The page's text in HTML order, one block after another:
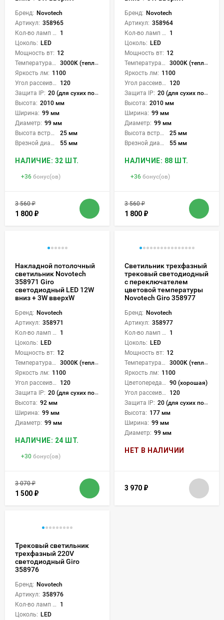
Бренд: Novotech
Артикул: 358965
Кол-во ламп или LED:
1
Цоколь: LED
Мощность вт: 12
Температура света:
3000K (теплый), 4000K (нейтральный), 6000K (холодный), CCT механическое переключение
Яркость лм: 1100
Угол рассеивания света °:
120
Защита IP: 20 (для сухих пом.)
Высота: 2010 мм
Ширина: 99 мм
Диаметр: 99 мм
Высота встройки:
25 мм
Врезной диаметр:
55 мм
НАЛИЧИЕ: 32 ШТ.
+36 бонус(ов)
3 560₽
1 800 ₽
Бренд: Novotech
Артикул: 358964
Кол-во ламп или LED:
1
Цоколь: LED
Мощность вт: 12
Температура света:
3000K (теплый), 4000K (нейтральный), 6000K (холодный), CCT механическое переключение
Яркость лм: 1100
Угол рассеивания света °:
120
Защита IP: 20 (для сухих пом.)
Высота: 2010 мм
Ширина: 99 мм
Диаметр: 99 мм
Высота встройки:
25 мм
Врезной диаметр:
55 мм
НАЛИЧИЕ: 88 ШТ.
+36 бонус(ов)
3 560₽
1 800 ₽
Накладной потолочный
светильник Novotech
358971 Giro
светодиодный LED 12W
вниз + 3W вверхW
Бренд: Novotech
Артикул: 358971
Кол-во ламп или LED:
1
Цоколь: LED
Мощность вт: 12
Температура света:
3000K (теплый), 4000K (нейтральный), 6000K (холодный), CCT механическое переключение
Яркость лм: 1100
Угол рассеивания света °:
120
Защита IP: 20 (для сухих пом.)
Высота: 92 мм
Ширина: 99 мм
Диаметр: 99 мм
НАЛИЧИЕ: 24 ШТ.
+30 бонус(ов)
3 070₽
1 500 ₽
Светильник трехфазный
трековый светодиодный
с переключателем
цветовой температуры
Novotech Giro 358977
Бренд: Novotech
Артикул: 358977
Кол-во ламп или LED:
1
Цоколь: LED
Мощность вт: 12
Температура света:
3000K (теплый), 4000K (нейтральный), 6000K (холодный), CCT механическое переключение
Яркость лм: 1100
Цветопередача (CRI): 90 (хорошая)
Угол рассеивания света °:
120
Защита IP: 20 (для сухих пом.)
Высота: 177 мм
Ширина: 99 мм
Диаметр: 99 мм
НЕТ В НАЛИЧИИ
3 970 ₽
Трековый светильник
трехфазный 220V
светодиодный Giro
358976
Бренд: Novotech
Артикул: 358976
Кол-во ламп или LED:
1
Цоколь: LED